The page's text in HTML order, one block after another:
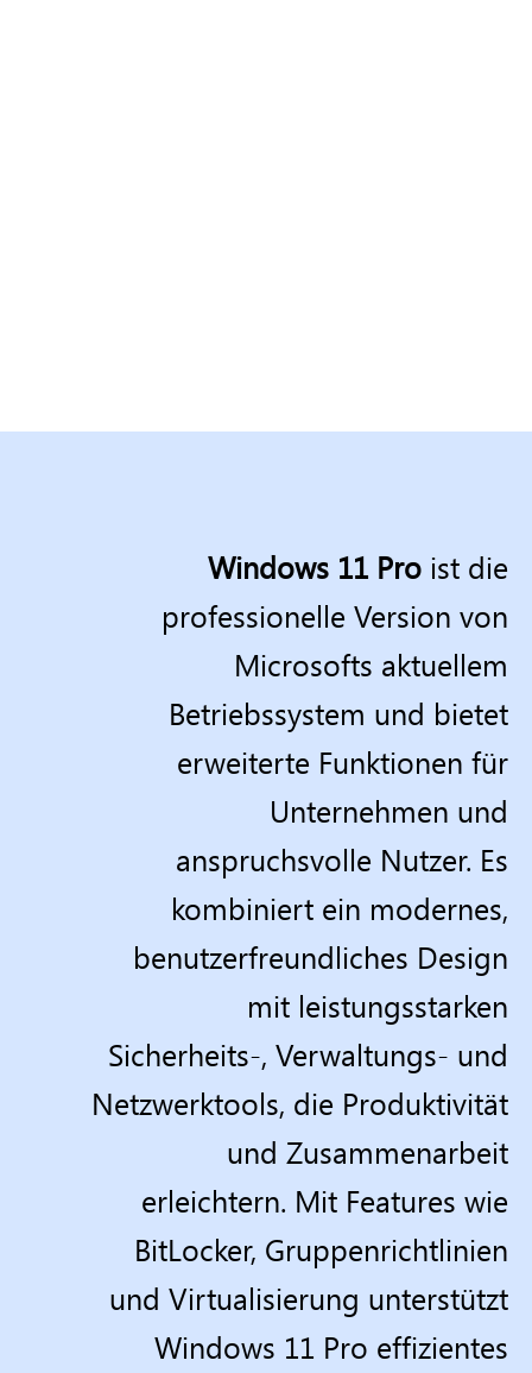
Windows 11 Pro ist die
professionelle Version von
Microsofts aktuellem
Betriebssystem und bietet
erweiterte Funktionen für
Unternehmen und
anspruchsvolle Nutzer. Es
kombiniert ein modernes,
benutzerfreundliches Design
mit leistungsstarken
Sicherheits-, Verwaltungs- und
Netzwerktools, die Produktivität
und Zusammenarbeit
erleichtern. Mit Features wie
BitLocker, Gruppenrichtlinien
und Virtualisierung unterstützt
Windows 11 Pro effizientes